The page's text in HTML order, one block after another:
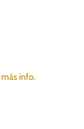
más info.